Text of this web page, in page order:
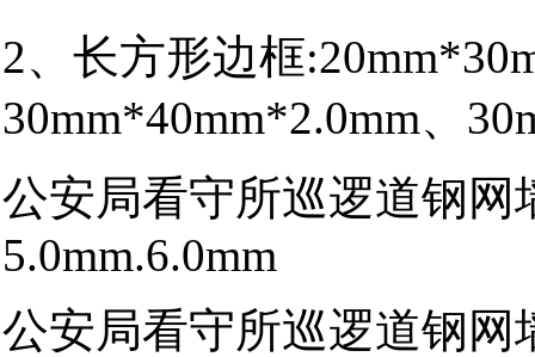
2、长方形边框
30mm*40mm*2.0mm、
公安局看守所巡逻道钢网
5.0mm.6.0mm
公安局看守所巡逻道钢网